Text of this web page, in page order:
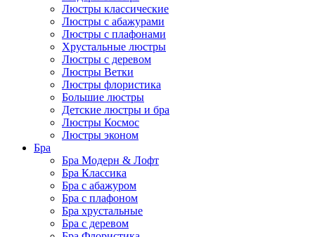
Люстры классические
Люстры с абажурами
Люстры с плафонами
Хрустальные люстры
Люстры с деревом
Люстры Ветки
Люстры флористика
Большие люстры
Детские люстры и бра
Люстры Космос
Люстры эконом
Бра
Бра Модерн & Лофт
Бра Классика
Бра с абажуром
Бра с плафоном
Бра хрустальные
Бра с деревом